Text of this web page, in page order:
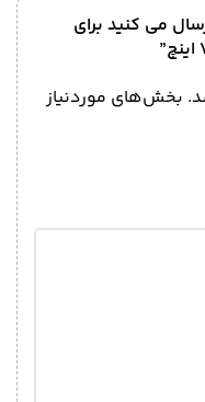
می کنید برای
بخش‌های موردنیاز